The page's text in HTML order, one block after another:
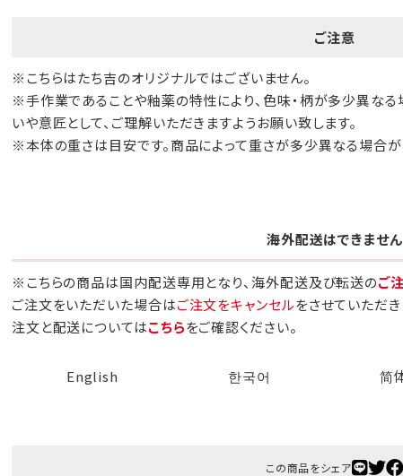
包装紙でお包みできない一部の商品
は、ギフト袋にお入れいたします。
ご注文時に、ご希望枚数をご記入ください。
A:京名所 袋
32.5cm
ご注意
※こちらはたち吉のオリジナルではございません。
※手作業であることや釉薬の特性により、色味・柄が多少異なる
いや意匠として、ご理解いただきますようお願い致します。
※本体の重さは目安です。商品によって重さが多少異なる場合が
海外配送はできません
※こちらの商品は国内配送専用となり、海外配送及び転送のご
ご注文をいただいた場合はご注文をキャンセルをさせていただ
注文と配送についてはこちらをご確認ください。
English 한국어 简
この商品をシェア